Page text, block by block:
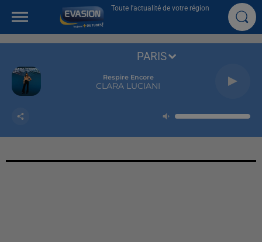
Toute l'actualité de votre région
Respire Encore
CLARA LUCIANI
PARIS